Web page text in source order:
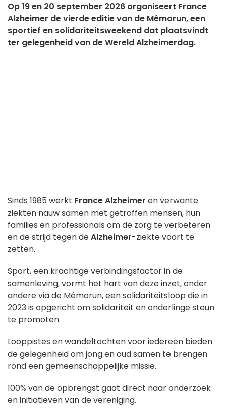
Op 19 en 20 september 2026 organiseert France
Alzheimer de vierde editie van de Mémorun, een
sportief en solidariteitsweekend dat plaatsvindt
ter gelegenheid van de Wereld Alzheimerdag.
Sinds 1985 werkt France Alzheimer en verwante
ziekten nauw samen met getroffen mensen, hun
families en professionals om de zorg te verbeteren
en de strijd tegen deAlzheimer-ziekte voort te
zetten.
Sport, een krachtige verbindingsfactor in de
samenleving, vormt het hart van deze inzet, onder
andere via de Mémorun, een solidariteitsloop die in
2023 is opgericht om solidariteit en onderlinge steun
te promoten.
Looppistes en wandeltochten voor iedereen bieden
de gelegenheid om jong en oud samen te brengen
rond een gemeenschappelijke missie.
100% van de opbrengst gaat direct naar onderzoek
en initiatieven van de vereniging.